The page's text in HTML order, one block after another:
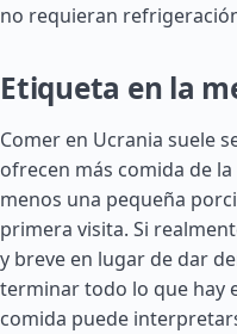
no requieran
Etiqueta en la
Comer en Ucrania suele
ofrecen más comida de
menos una pequeña
primera visita. Si
y breve en lugar de dar
terminar todo lo que hay
comida puede